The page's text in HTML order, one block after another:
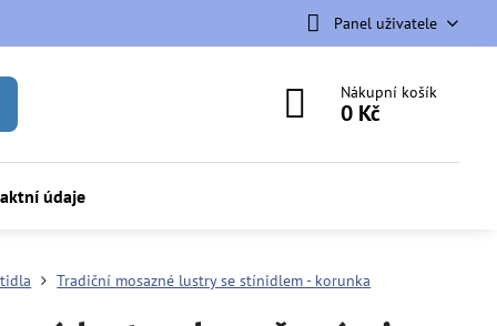
Panel uživatele
Nákupní košík
0 Kč
údaje
Tradiční mosazné lustry se stínidlem - korunka